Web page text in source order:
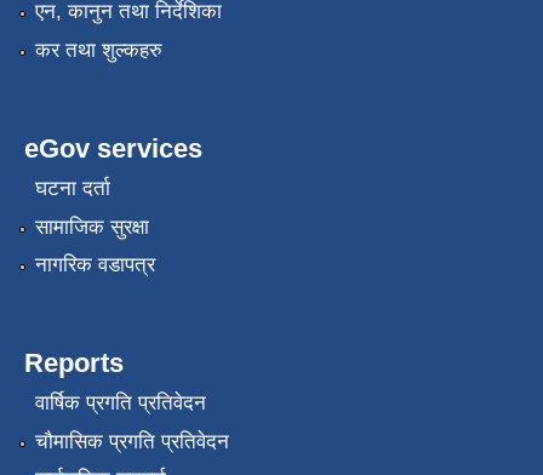
एन, कानुन तथा निर्देशिका
कर तथा शुल्कहरु
eGov services
घटना दर्ता
सामाजिक सुरक्षा
नागरिक वडापत्र
Reports
वार्षिक प्रगति प्रतिवेदन
चौमासिक प्रगति प्रतिवेदन